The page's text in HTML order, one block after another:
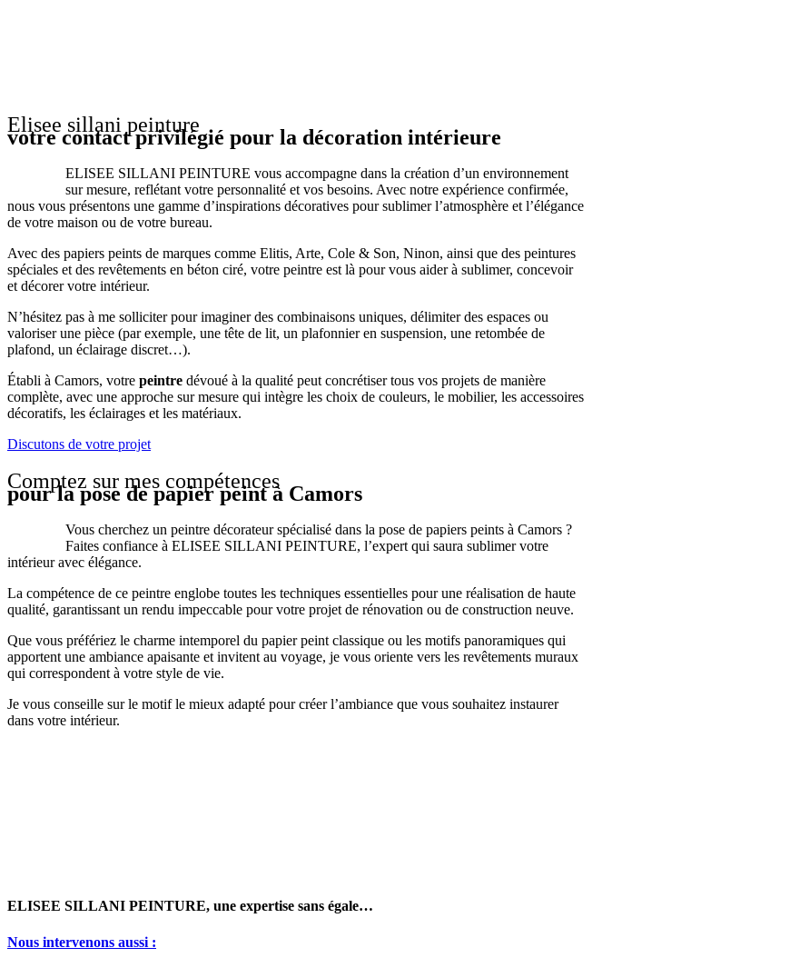
Elisee sillani peinture
votre contact privilégié pour la décoration intérieure
ELISEE SILLANI PEINTURE vous accompagne dans la création d’un environnement
sur mesure, reflétant votre personnalité et vos besoins. Avec notre expérience confirmée,
nous vous présentons une gamme d’inspirations décoratives pour sublimer l’atmosphère et l’élégance
de votre maison ou de votre bureau.
Avec des papiers peints de marques comme Elitis, Arte, Cole & Son, Ninon, ainsi que des peintures
spéciales et des revêtements en béton ciré, votre peintre est là pour vous aider à sublimer, concevoir
et décorer votre intérieur.
N’hésitez pas à me solliciter pour imaginer des combinaisons uniques, délimiter des espaces ou
valoriser une pièce (par exemple, une tête de lit, un plafonnier en suspension, une retombée de
plafond, un éclairage discret…).
Établi à Camors, votre peintre dévoué à la qualité peut concrétiser tous vos projets de manière
complète, avec une approche sur mesure qui intègre les choix de couleurs, le mobilier, les accessoires
décoratifs, les éclairages et les matériaux.
Discutons de votre projet
Comptez sur mes compétences
pour la pose de papier peint à Camors
Vous cherchez un peintre décorateur spécialisé dans la pose de papiers peints à Camors ?
Faites confiance à ELISEE SILLANI PEINTURE, l’expert qui saura sublimer votre
intérieur avec élégance.
La compétence de ce peintre englobe toutes les techniques essentielles pour une réalisation de haute
qualité, garantissant un rendu impeccable pour votre projet de rénovation ou de construction neuve.
Que vous préfériez le charme intemporel du papier peint classique ou les motifs panoramiques qui
apportent une ambiance apaisante et invitent au voyage, je vous oriente vers les revêtements muraux
qui correspondent à votre style de vie.
Je vous conseille sur le motif le mieux adapté pour créer l’ambiance que vous souhaitez instaurer
dans votre intérieur.
ELISEE SILLANI PEINTURE, une expertise sans égale…
Nous intervenons aussi :